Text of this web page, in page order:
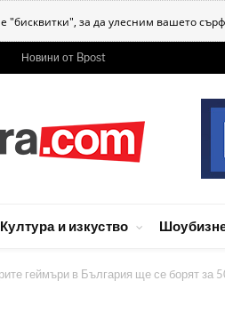
"бисквитки", за да улесним вашето
Новини от Bpost
Култура и изкуство
геймъри в България ще се борят за